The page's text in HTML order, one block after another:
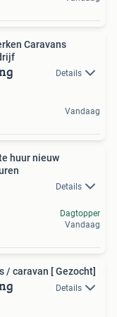
Caravans
Details
Vandaag
huur nieuw
Details
Dagtopper
Vandaag
/ caravan [ Gezocht]
Details